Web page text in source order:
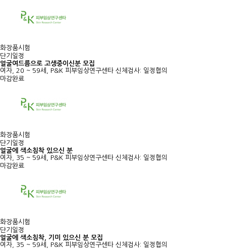
화장품시험
단기일정
얼굴여드름으로 고생중이신분 모집
여자, 20 ~ 59세, P&K 피부임상연구센타 신체검사: 일정협의
마감완료
화장품시험
단기일정
얼굴에 색소침착 있으신 분
여자, 35 ~ 59세, P&K 피부임상연구센타 신체검사: 일정협의
마감완료
화장품시험
단기일정
얼굴에 색소침착, 기미 있으신 분 모집
여자, 35 ~ 59세, P&K 피부임상연구센타 신체검사: 일정협의